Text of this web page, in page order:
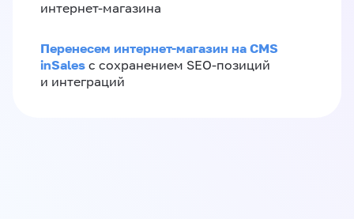
интернет-магазина
Перенесем интернет-магазин на CMS
inSales с сохранением SEO-позиций
и интеграций